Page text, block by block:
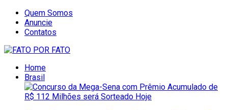
Quem Somos
Anuncie
Contatos
Home
Brasil